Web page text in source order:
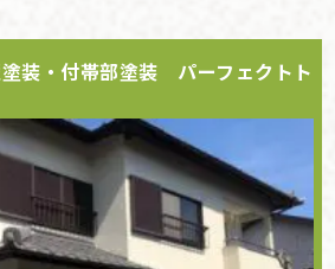
装・付帯部塗装 パーフェクトト